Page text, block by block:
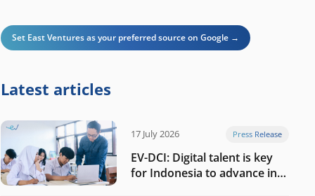
Set East Ventures as your preferred source on Google →
Latest articles
17 July 2026 Press Release
EV-DCI: Digital talent is key
for Indonesia to advance in